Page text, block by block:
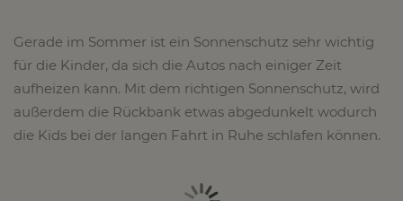
Gerade im Sommer ist ein Sonnenschutz sehr wichtig
für die Kinder, da sich die Autos nach einiger Zeit
aufheizen kann. Mit dem richtigen Sonnenschutz, wird
außerdem die Rückbank etwas abgedunkelt wodurch
die Kids bei der langen Fahrt in Ruhe schlafen können.